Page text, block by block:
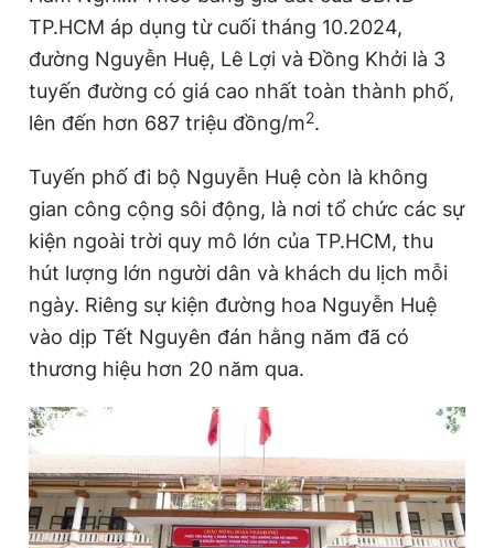
TP.HCM áp dụng từ cuối tháng 10.2024,
đường Nguyễn Huệ, Lê Lợi và Đồng Khởi là 3
tuyến đường có giá cao nhất toàn thành phố,
lên đến hơn 687 triệu đồng/m2.
Tuyến phố đi bộ Nguyễn Huệ còn là không
gian công cộng sôi động, là nơi tổ chức các sự
kiện ngoài trời quy mô lớn của TP.HCM, thu
hút lượng lớn người dân và khách du lịch mỗi
ngày. Riêng sự kiện đường hoa Nguyễn Huệ
vào dịp Tết Nguyên đán hằng năm đã có
thương hiệu hơn 20 năm qua.